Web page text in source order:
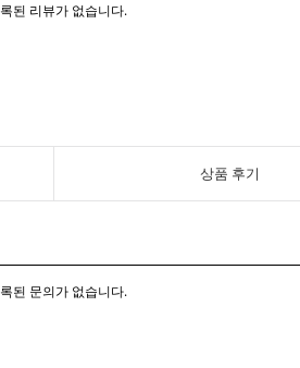
된 리뷰가 없습니다.
상품 후기
된 문의가 없습니다.